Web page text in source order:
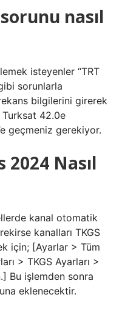
nasıl
isteyenler “TRT
sorunlarla
bilgilerini girerek
42.0e
geçmeniz gerekiyor.
2024 Nasıl
kanal otomatik
kanalları TKGS
için; [Ayarlar > Tüm
> TKGS Ayarları >
Bu işlemden sonra
eklenecektir.